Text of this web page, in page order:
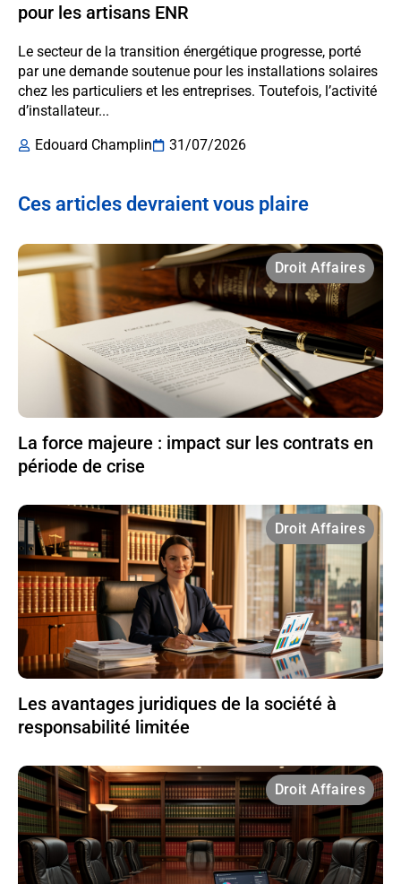
pour les artisans ENR
Le secteur de la transition énergétique progresse, porté
par une demande soutenue pour les installations solaires
chez les particuliers et les entreprises. Toutefois, l’activité
d’installateur...
Edouard Champlin
31/07/2026
Ces articles devraient vous plaire
Droit Affaires
La force majeure : impact sur les contrats en
période de crise
Droit Affaires
Les avantages juridiques de la société à
responsabilité limitée
Droit Affaires